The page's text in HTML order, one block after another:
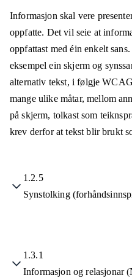
Informasjon skal vere
oppfatte. Det vil seie at
oppfattast med éin enkelt
eksempel ein skjerm og
alternativ tekst, i følgje
mange ulike måtar, mellom
på skjerm, tolkast som
krev derfor at tekst blir brukt
1.2.5
Synstolking
1.3.1
Informasjon og relasjonar